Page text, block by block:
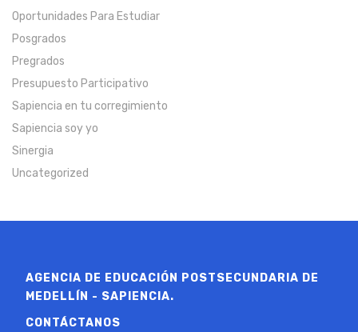
Oportunidades Para Estudiar
Posgrados
Pregrados
Presupuesto Participativo
Sapiencia en tu corregimiento
Sapiencia soy yo
Sinergia
Uncategorized
AGENCIA DE EDUCACIÓN POSTSECUNDARIA DE
MEDELLÍN - SAPIENCIA.
CONTÁCTANOS